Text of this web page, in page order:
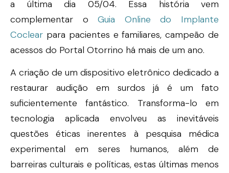
a última dia 05/04. Essa história vem
complementar oGuia Online do Implante
Coclear para pacientes e familiares, campeão de
acessos do Portal Otorrino há mais de um ano.
A criação de um dispositivo eletrônico dedicado a
restaurar audição em surdos já é um fato
suficientemente fantástico. Transforma-lo em
tecnologia aplicada envolveu as inevitáveis
questões éticas inerentes à pesquisa médica
experimental em seres humanos, além de
barreiras culturais e políticas, estas últimas menos